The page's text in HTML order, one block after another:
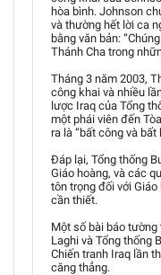
hòa bình. Johnson
và thường hết lời ca
bằng văn bản:
Thánh Cha trong
Tháng 3 năm 2003,
công khai và nhiều
lược Iraq của Tổng
một phái viên đến
ra là “bất công và bất
Đáp lại, Tổng thống
Giáo hoàng, và các
tôn trọng đối với
cần thiết.
Một số bài báo
Laghi và Tổng thống
Chiến tranh Iraq lần
căng thẳng.